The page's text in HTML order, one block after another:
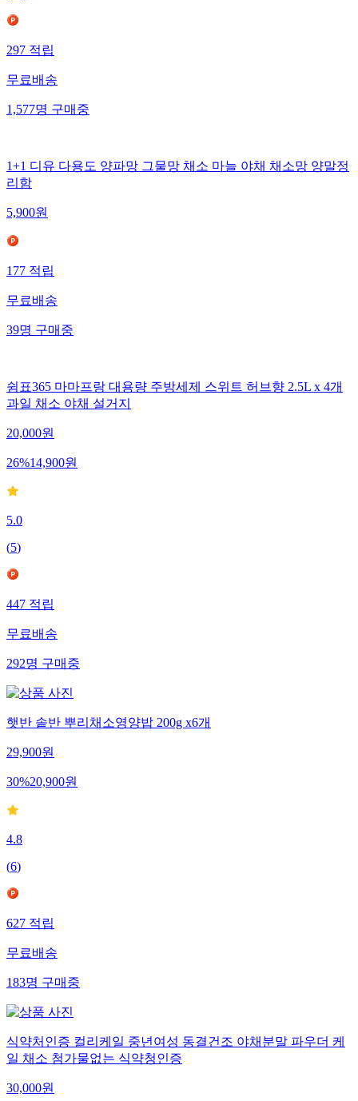
297 적립
무료배송
1,577명 구매중
1+1 디유 다용도 양파망 그물망 채소 마늘 야채 채소망 양말정
리함
5,900원
177적립
무료배송
39명구매중
쉼표365 마마프랑 대용량 주방세제 스위트 허브향 2.5L x 4개
과일 채소 야채 설거지
20,000원
26%14,900원
5.0
(5)
447적립
무료배송
292명구매중
햇반 솥반 뿌리채소영양밥 200g x6개
29,900원
30%20,900원
4.8
(6)
627적립
무료배송
183명구매중
식약처인증 컬리케일 중년여성 동결건조 야채분말 파우더 케
일 채소 첨가물없는 식약청인증
30,000원